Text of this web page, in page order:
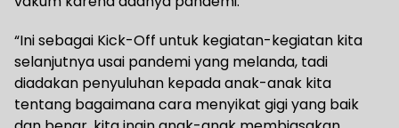
“Ini sebagai Kick-Off untuk kegiatan-kegiatan kita
selanjutnya usai pandemi yang melanda, tadi
diadakan penyuluhan kepada anak-anak kita
tentang bagaimana cara menyikat gigi yang baik